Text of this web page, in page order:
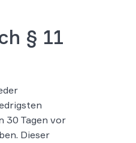
§ 11
30 Tagen vor
Dieser